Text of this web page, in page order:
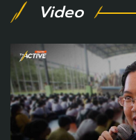
Video